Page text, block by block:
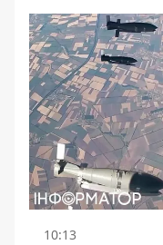
10:13